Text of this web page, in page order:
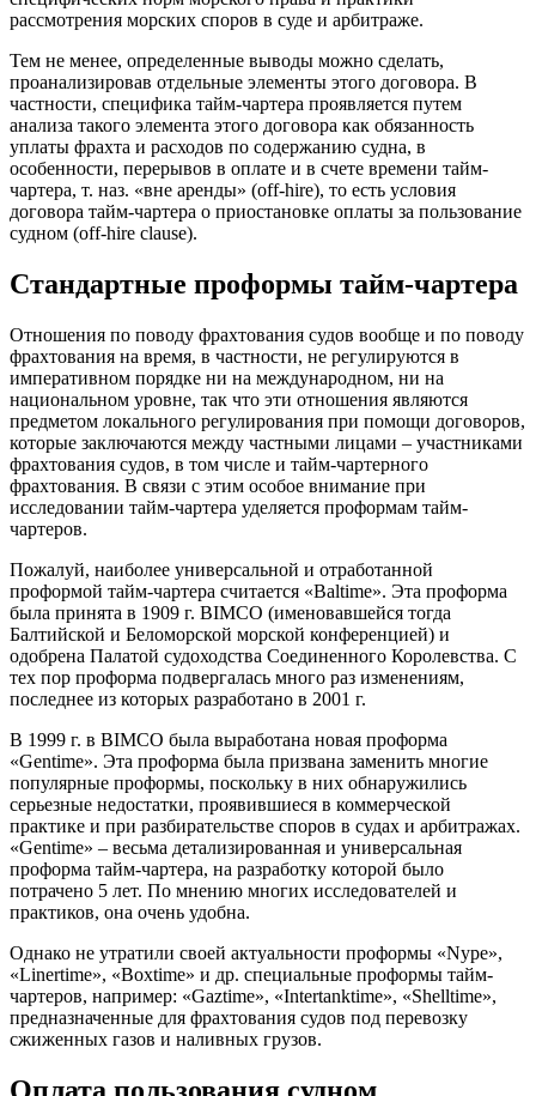
рассмотрения морских споров в суде и арбитраже.
Тем не менее, определенные выводы можно сделать,
проанализировав отдельные элементы этого договора. В
частности, специфика тайм-чартера проявляется путем
анализа такого элемента этого договора как обязанность
уплаты фрахта и расходов по содержанию судна, в
особенности, перерывов в оплате и в счете времени тайм-
чартера, т. наз. «вне аренды» (off-hire), то есть условия
договора тайм-чартера о приостановке оплаты за пользование
судном (off-hire clause).
Стандартные проформы тайм-чартера
Отношения по поводу фрахтования судов вообще и по поводу
фрахтования на время, в частности, не регулируются в
императивном порядке ни на международном, ни на
национальном уровне, так что эти отношения являются
предметом локального регулирования при помощи договоров,
которые заключаются между частными лицами – участниками
фрахтования судов, в том числе и тайм-чартерного
фрахтования. В связи с этим особое внимание при
исследовании тайм-чартера уделяется проформам тайм-
чартеров.
Пожалуй, наиболее универсальной и отработанной
проформой тайм-чартера считается «Baltime». Эта проформа
была принята в 1909 г. BIMCO (именовавшейся тогда
Балтийской и Беломорской морской конференцией) и
одобрена Палатой судоходства Соединенного Королевства. С
тех пор проформа подвергалась много раз изменениям,
последнее из которых разработано в 2001 г.
В 1999 г. в BIMCO была выработана новая проформа
«Gentime». Эта проформа была призвана заменить многие
популярные проформы, поскольку в них обнаружились
серьезные недостатки, проявившиеся в коммерческой
практике и при разбирательстве споров в судах и арбитражах.
«Gentime» – весьма детализированная и универсальная
проформа тайм-чартера, на разработку которой было
потрачено 5 лет. По мнению многих исследователей и
практиков, она очень удобна.
Однако не утратили своей актуальности проформы «Nype»,
«Linertime», «Boxtime» и др. специальные проформы тайм-
чартеров, например: «Gaztime», «Intertanktime», «Shelltime»,
предназначенные для фрахтования судов под перевозку
сжиженных газов и наливных грузов.